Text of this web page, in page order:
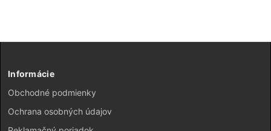
Informácie
Obchodné podmienky
Ochrana osobných údajov